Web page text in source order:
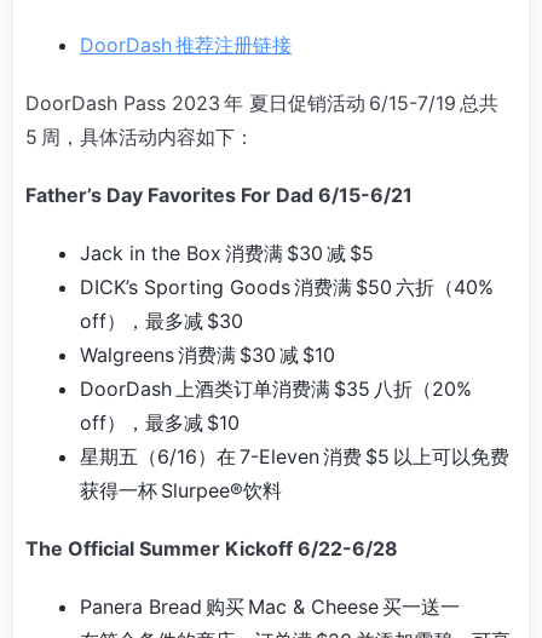
DoorDash 推荐注册链接
DoorDash Pass 2023 年 夏日促销活动 6/15-7/19 总共
5 周，具体活动内容如下：
Father’s Day Favorites For Dad 6/15-6/21
Jack in the Box 消费满 $30 减 $5
DICK’s Sporting Goods 消费满 $50 六折（40%
off），最多减 $30
Walgreens 消费满 $30 减 $10
DoorDash 上酒类订单消费满 $35 八折（20%
off），最多减 $10
星期五（6/16）在 7-Eleven 消费 $5 以上可以免费
获得一杯 Slurpee®饮料
The Official Summer Kickoff 6/22-6/28
Panera Bread 购买 Mac & Cheese 买一送一